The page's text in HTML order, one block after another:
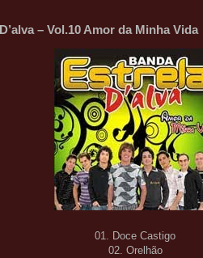
– Vol.10 Amor da Minha Vida
01. Doce Castigo
02. Orelhão